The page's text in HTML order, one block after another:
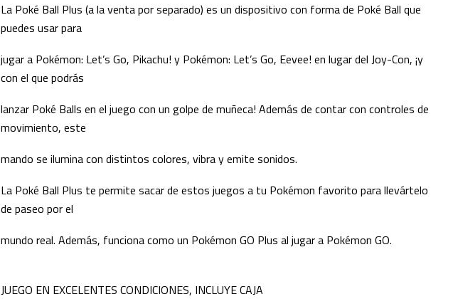
La Poké Ball Plus (a la venta por separado) es un dispositivo con forma de Poké Ball que
puedes usar para
jugar a Pokémon: Let’s Go, Pikachu! y Pokémon: Let’s Go, Eevee! en lugar del Joy-Con, ¡y
con el que podrás
lanzar Poké Balls en el juego con un golpe de muñeca! Además de contar con controles de
movimiento, este
mando se ilumina con distintos colores, vibra y emite sonidos.
La Poké Ball Plus te permite sacar de estos juegos a tu Pokémon favorito para llevártelo
de paseo por el
mundo real. Además, funciona como un Pokémon GO Plus al jugar a Pokémon GO.
JUEGO EN EXCELENTES CONDICIONES, INCLUYE CAJA